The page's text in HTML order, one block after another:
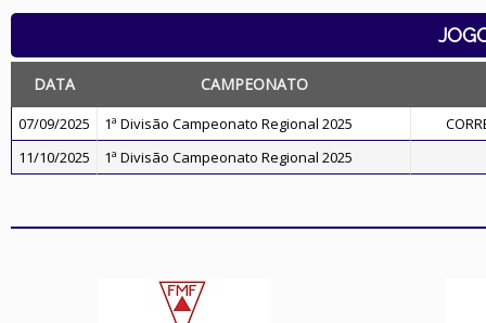
DATA CAMPEONATO
07/09/2025 1ª Divisão Campeonato Regional 2025
11/10/2025
1ª Divisão Campeonato Regional 2025